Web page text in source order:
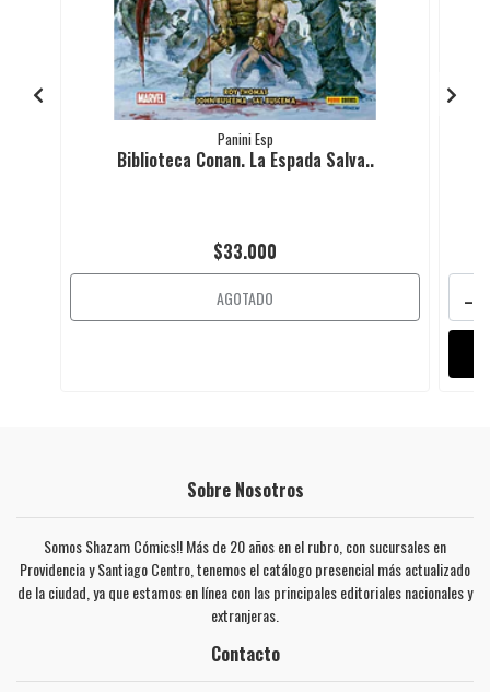
Panini Esp
Biblioteca Conan. La Espada Salva..
$33.000
AGOTADO -
Sobre Nosotros
Somos Shazam Cómics!! Más de 20 años en el rubro, con sucursales en
Providencia y Santiago Centro, tenemos el catálogo presencial más actualizado
de la ciudad, ya que estamos en línea con las principales editoriales nacionales y
extranjeras.
Contacto